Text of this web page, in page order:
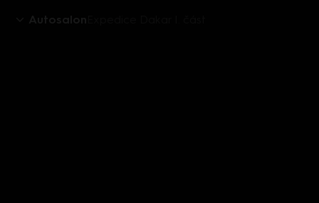
Autosalon